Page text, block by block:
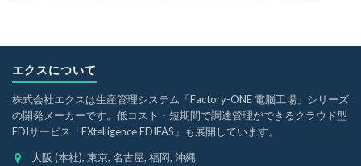
エクスについて
株式会社エクスは生産管理システム「Factory-ONE 電脳工場」シリーズ
の開発メーカーです。低コスト・短期間で調達管理ができるクラウド型
EDIサービス「EXtelligence EDIFAS」も展開しています。
大阪 (本社), 東京, 名古屋, 福岡, 沖縄